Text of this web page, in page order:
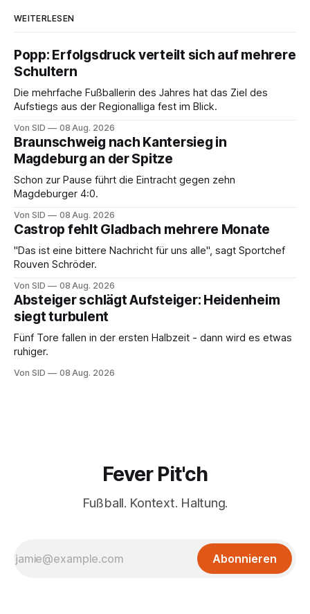
WEITERLESEN
Popp: Erfolgsdruck verteilt sich auf mehrere
Schultern
Die mehrfache Fußballerin des Jahres hat das Ziel des
Aufstiegs aus der Regionalliga fest im Blick.
Von SID 08 Aug. 2026
Braunschweig nach Kantersieg in
Magdeburg an der Spitze
Schon zur Pause führt die Eintracht gegen zehn
Magdeburger 4:0.
Von SID 08 Aug. 2026
Castrop fehlt Gladbach mehrere Monate
"Das ist eine bittere Nachricht für uns alle", sagt Sportchef
Rouven Schröder.
Von SID 08 Aug. 2026
Absteiger schlägt Aufsteiger: Heidenheim
siegt turbulent
Fünf Tore fallen in der ersten Halbzeit - dann wird es etwas
ruhiger.
Von SID 08 Aug. 2026
Fever Pit'ch
Fußball. Kontext. Haltung.
Abonnieren